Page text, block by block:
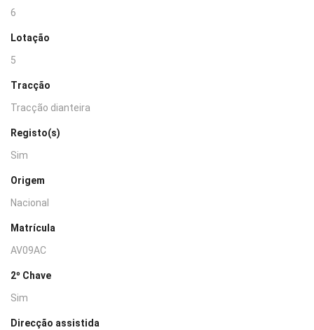
6
Lotação
5
Tracção
Tracção dianteira
Registo(s)
Sim
Origem
Nacional
Matrícula
AV09AC
2º Chave
Sim
Direcção assistida